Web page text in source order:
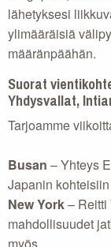
lähetyksesi
ylimääräisiä
määränpäähän.
Suorat
Yhdysvallat,
Tarjoamme
Busan – Yhteys
Japanin kohteisiin
New York– Reitti
mahdollisuudet